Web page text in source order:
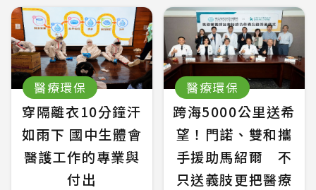
醫療環保
穿隔離衣10分鐘汗
如雨下 國中生體會
醫護工作的專業與
付出
醫療環保
跨海5000公里送希
望！門諾、雙和攜
手援助馬紹爾 不
只送義肢更把醫療